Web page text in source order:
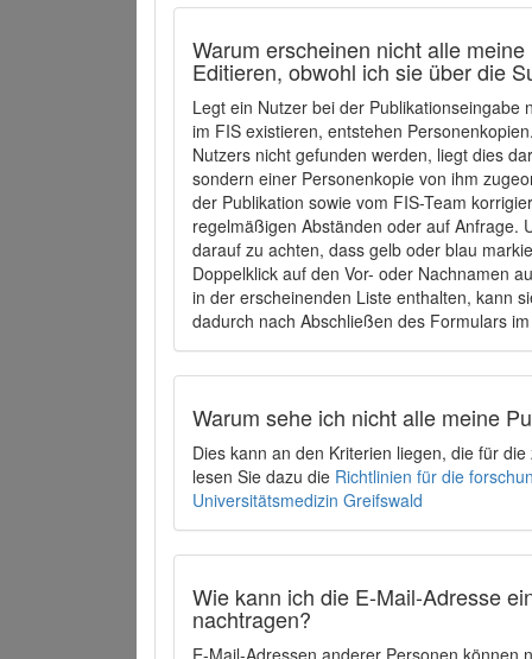
Warum erscheinen nicht alle
Editieren, obwohl ich sie über die
Legt ein Nutzer bei der
im FIS existieren, entstehen
Nutzers nicht gefunden werden, liegt dies
sondern einer Personenkopie von ihm
der Publikation sowie vom FIS-Team
regelmäßigen Abständen oder auf Anfrage.
darauf zu achten, dass gelb oder blau
Doppelklick auf den Vor- oder Nachnamen
in der erscheinenden Liste enthalten, kann
dadurch nach Abschließen des Formulars
Warum sehe ich nicht alle meine
Dies kann an den Kriterien liegen, die für
lesen Sie dazu die Richtlinien für die
Universitätsmedizin Greifswald
Wie kann ich die E-Mail-Adresse
nachtragen?
E-Mail-Adressen anderer Personen können